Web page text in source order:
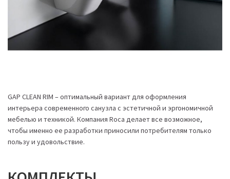
GAP CLEAN RIM – оптимальный вариант для оформления
интерьера современного санузла с эстетичной и эргономичной
мебелью и техникой. Компания Roca делает все возможное,
чтобы именно ее разработки приносили потребителям только
пользу и удовольствие.